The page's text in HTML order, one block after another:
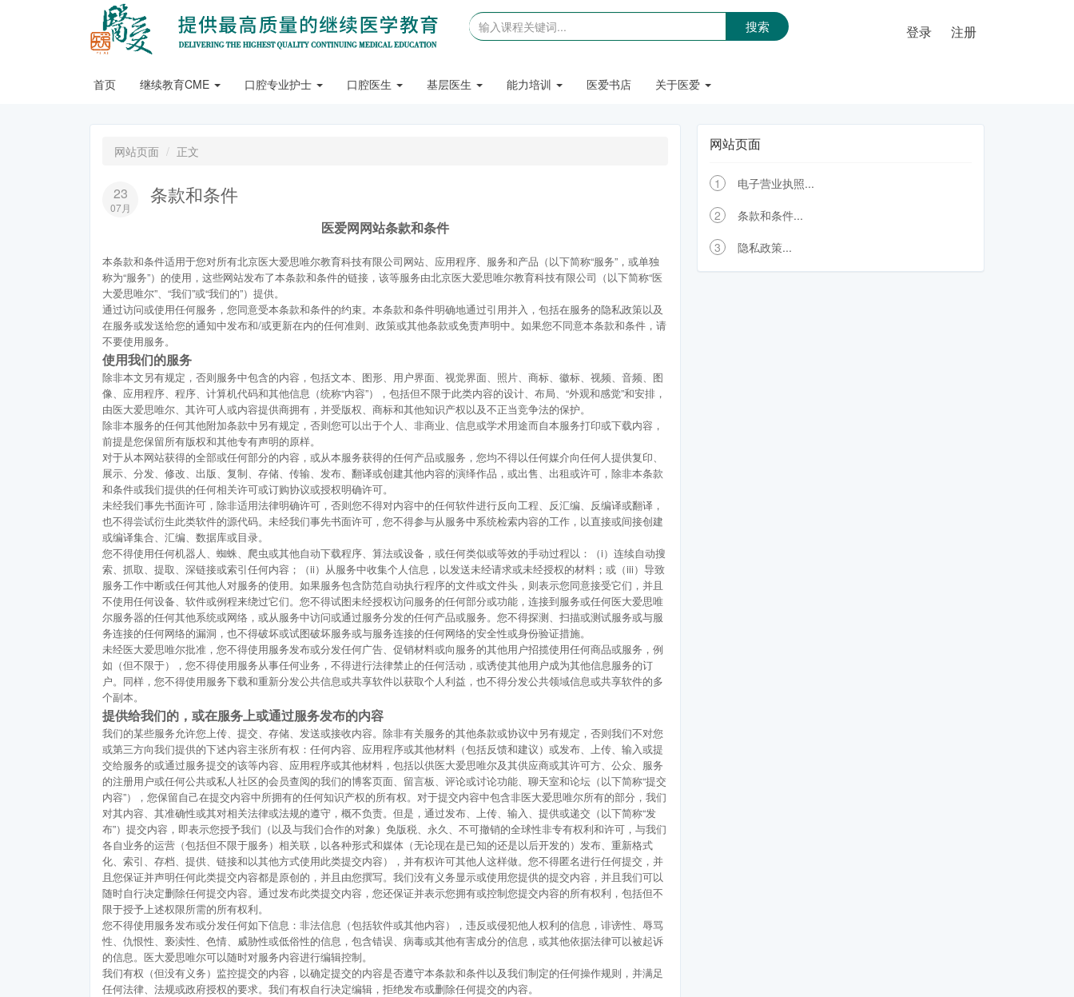
登录 注册
首页 继续教育CME 口腔专业护士 口腔医生 基层医生 能力培训 医爱书店 关于医爱
网站页面 正文
23
07月
条款和条件
医爱网网站条款和条件
本条款和条件适用于您对所有北京医大爱思唯尔教育科技有限公司网站、应用程序、服务和产品（以下简称“服务”，或单独
称为“服务”）的使用，这些网站发布了本条款和条件的链接，该等服务由北京医大爱思唯尔教育科技有限公司（以下简称“医
大爱思唯尔”、“我们”或“我们的”）提供。
通过访问或使用任何服务，您同意受本条款和条件的约束。本条款和条件明确地通过引用并入，包括在服务的隐私政策以及
在服务或发送给您的通知中发布和/或更新在内的任何准则、政策或其他条款或免责声明中。如果您不同意本条款和条件，请
不要使用服务。
使用我们的服务
除非本文另有规定，否则服务中包含的内容，包括文本、图形、用户界面、视觉界面、照片、商标、徽标、视频、音频、图
像、应用程序、程序、计算机代码和其他信息（统称“内容”），包括但不限于此类内容的设计、布局、“外观和感觉”和安排，
由医大爱思唯尔、其许可人或内容提供商拥有，并受版权、商标和其他知识产权以及不正当竞争法的保护。
除非本服务的任何其他附加条款中另有规定，否则您可以出于个人、非商业、信息或学术用途而自本服务打印或下载内容，
前提是您保留所有版权和其他专有声明的原样。
对于从本网站获得的全部或任何部分的内容，或从本服务获得的任何产品或服务，您均不得以任何媒介向任何人提供复印、
展示、分发、修改、出版、复制、存储、传输、发布、翻译或创建其他内容的演绎作品，或出售、出租或许可，除非本条款
和条件或我们提供的任何相关许可或订购协议或授权明确许可。
未经我们事先书面许可，除非适用法律明确许可，否则您不得对内容中的任何软件进行反向工程、反汇编、反编译或翻译，
也不得尝试衍生此类软件的源代码。未经我们事先书面许可，您不得参与从服务中系统检索内容的工作，以直接或间接创建
或编译集合、汇编、数据库或目录。
您不得使用任何机器人、蜘蛛、爬虫或其他自动下载程序、算法或设备，或任何类似或等效的手动过程以：（i）连续自动搜
索、抓取、提取、深链接或索引任何内容；（ii）从服务中收集个人信息，以发送未经请求或未经授权的材料；或（iii）导致
服务工作中断或任何其他人对服务的使用。如果服务包含防范自动执行程序的文件或文件头，则表示您同意接受它们，并且
不使用任何设备、软件或例程来绕过它们。您不得试图未经授权访问服务的任何部分或功能，连接到服务或任何医大爱思唯
尔服务器的任何其他系统或网络，或从服务中访问或通过服务分发的任何产品或服务。您不得探测、扫描或测试服务或与服
务连接的任何网络的漏洞，也不得破坏或试图破坏服务或与服务连接的任何网络的安全性或身份验证措施。
未经医大爱思唯尔批准，您不得使用服务发布或分发任何广告、促销材料或向服务的其他用户招揽使用任何商品或服务，例
如（但不限于），您不得使用服务从事任何业务，不得进行法律禁止的任何活动，或诱使其他用户成为其他信息服务的订
户。同样，您不得使用服务下载和重新分发公共信息或共享软件以获取个人利益，也不得分发公共领域信息或共享软件的多
个副本。
提供给我们的，或在服务上或通过服务发布的内容
我们的某些服务允许您上传、提交、存储、发送或接收内容。除非有关服务的其他条款或协议中另有规定，否则我们不对您
或第三方向我们提供的下述内容主张所有权：任何内容、应用程序或其他材料（包括反馈和建议）或发布、上传、输入或提
交给服务的或通过服务提交的该等内容、应用程序或其他材料，包括以供医大爱思唯尔及其供应商或其许可方、公众、服务
的注册用户或任何公共或私人社区的会员查阅的我们的博客页面、留言板、评论或讨论功能、聊天室和论坛（以下简称“提交
内容”），您保留自己在提交内容中所拥有的任何知识产权的所有权。对于提交内容中包含非医大爱思唯尔所有的部分，我们
对其内容、其准确性或其对相关法律或法规的遵守，概不负责。但是，通过发布、上传、输入、提供或递交（以下简称“发
布”）提交内容，即表示您授予我们（以及与我们合作的对象）免版税、永久、不可撤销的全球性非专有权利和许可，与我们
各自业务的运营（包括但不限于服务）相关联，以各种形式和媒体（无论现在是已知的还是以后开发的）发布、重新格式
化、索引、存档、提供、链接和以其他方式使用此类提交内容），并有权许可其他人这样做。您不得匿名进行任何提交，并
且您保证并声明任何此类提交内容都是原创的，并且由您撰写。我们没有义务显示或使用您提供的提交内容，并且我们可以
随时自行决定删除任何提交内容。通过发布此类提交内容，您还保证并表示您拥有或控制您提交内容的所有权利，包括但不
限于授予上述权限所需的所有权利。
您不得使用服务发布或分发任何如下信息：非法信息（包括软件或其他内容），违反或侵犯他人权利的信息，诽谤性、辱骂
性、仇恨性、亵渎性、色情、威胁性或低俗性的信息，包含错误、病毒或其他有害成分的信息，或其他依据法律可以被起诉
的信息。医大爱思唯尔可以随时对服务内容进行编辑控制。
我们有权（但没有义务）监控提交的内容，以确定提交的内容是否遵守本条款和条件以及我们制定的任何操作规则，并满足
任何法律、法规或政府授权的要求。我们有权自行决定编辑，拒绝发布或删除任何提交的内容。
网站页面
1
电子营业执照...
2
条款和条件...
3
隐私政策...